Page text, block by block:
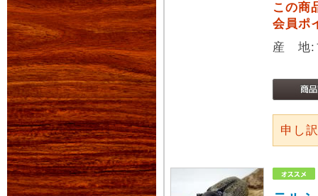
この商
会員ポ
産 地:
申し